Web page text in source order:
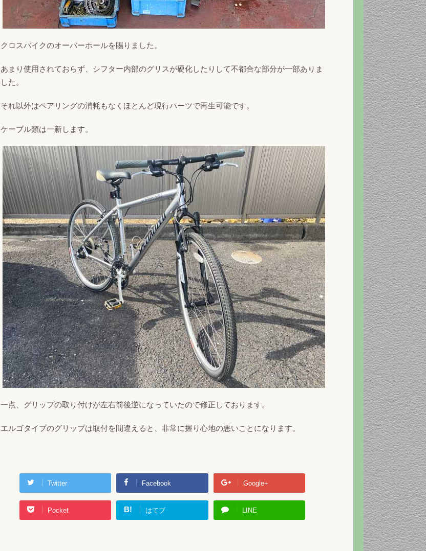
クロスバイクのオーバーホールを賜りました。
あまり使用されておらず、シフター内部のグリスが硬化したりして不都合な部分が一部ありま
した。
それ以外はベアリングの消耗もなくほとんど現行パーツで再生可能です。
ケーブル類は一新します。
一点、グリップの取り付けが左右前後逆になっていたので修正しております。
エルゴタイプのグリップは取付を間違えると、非常に握り心地の悪いことになります。
Twitter Facebook Google+
Pocket B! はてブ LINE